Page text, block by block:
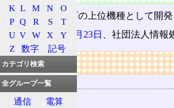
PC-8800シリーズの上位機種として開
2009(平成21)年
2月23日 、社団法人情
リンク
用語の所属
NEC
K L M N
O
P Q R S
T
U V W X
Y
Z
数字 記号
カテゴリ検索
全グループ一覧
通信
電算